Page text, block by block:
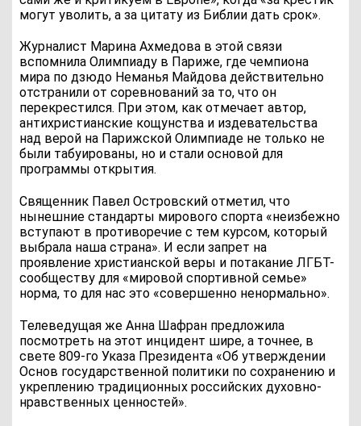
могут уволить, а за цитату из Библии дать срок».
Журналист Марина Ахмедова в этой связи
вспомнила Олимпиаду в Париже, где чемпиона
мира по дзюдо Неманья Майдова действительно
отстранили от соревнований за то, что он
перекрестился. При этом, как отмечает автор,
антихристианские кощунства и издевательства
над верой на Парижской Олимпиаде не только не
были табуированы, но и стали основой для
программы открытия.
Священник Павел Островский отметил, что
нынешние стандарты мирового спорта «неизбежно
вступают в противоречие с тем курсом, который
выбрала наша страна». И если запрет на
проявление христианской веры и потакание ЛГБТ-
сообществу для «мировой спортивной семье»
норма, то для нас это «совершенно ненормально».
Телеведущая же Анна Шафран предложила
посмотреть на этот инцидент шире, а точнее, в
свете 809-го Указа Президента «Об утверждении
Основ государственной политики по сохранению и
укреплению традиционных российских духовно-
нравственных ценностей».